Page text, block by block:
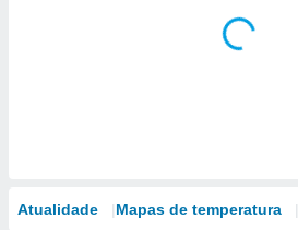
Atualidade Mapas de temperatura